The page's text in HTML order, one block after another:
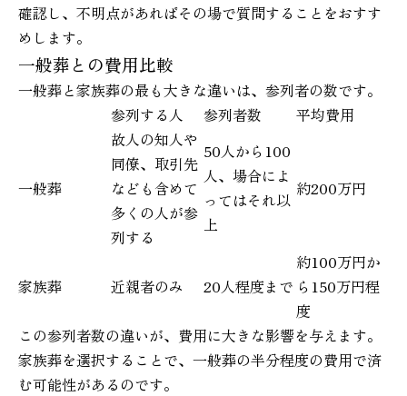
確認し、不明点があればその場で質問することをおすす
めします。
一般葬との費用比較
一般葬と家族葬の最も大きな違いは、参列者の数です。
参列する人
参列者数 平均費用
一般葬
故人の知人や
同僚、取引先
なども含めて
多くの人が参
列する
50人から100
人、場合によ
ってはそれ以
上
約200万円
家族葬 近親者のみ 20人程度まで
約100万円か
ら150万円程
度
この参列者数の違いが、費用に大きな影響を与えます。
家族葬を選択することで、一般葬の半分程度の費用で済
む可能性があるのです。